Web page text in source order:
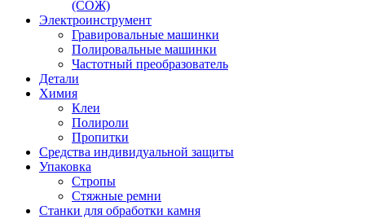
(СОЖ)
Электроинструмент
Гравировальные машинки
Полировальные машинки
Частотный преобразователь
Детали
Химия
Клеи
Полироли
Пропитки
Средства индивидуальной защиты
Упаковка
Стропы
Стяжные ремни
Станки для обработки камня